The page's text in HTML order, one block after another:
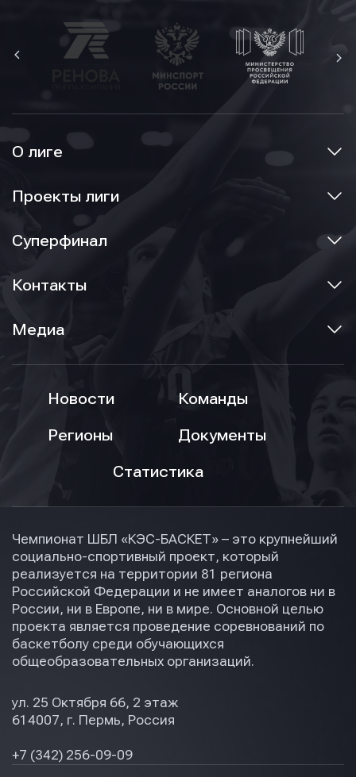
О лиге
Проекты лиги
Суперфинал
Контакты
Медиа
Новости
Команды
Регионы
Документы
Статистика
Чемпионат ШБЛ «КЭС-БАСКЕТ» – это крупнейший
социально-спортивный проект, который
реализуется на территории 81 региона
Российской Федерации и не имеет аналогов ни в
России, ни в Европе, ни в мире. Основной целью
проекта является проведение соревнований по
баскетболу среди обучающихся
общеобразовательных организаций.
ул. 25 Октября 66, 2 этаж
614007, г. Пермь, Россия
+7 (342) 256-09-09